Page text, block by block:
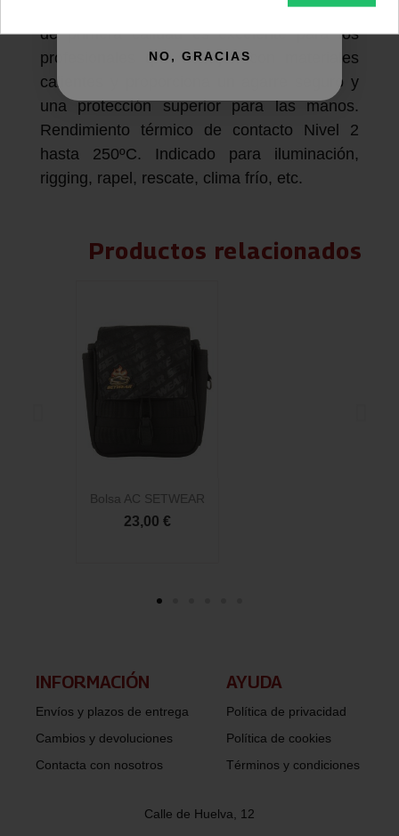
Estos guantes de cuero resistente al calor
de primera calidad es excelente para los
profesionales que trabajan con materiales
calientes y proporciona un agarre seguro y
una protección superior para las manos.
Rendimiento térmico de contacto Nivel 2
hasta 250ºC. Indicado para iluminación,
rigging, rapel, rescate, clima frío, etc.
Productos relacionados
Bolsa AC SETWEAR
23,00 €
INFORMACIÓN​
Envíos y plazos de entrega
Cambios y devoluciones
Contacta con nosotros
AYUDA
Política de privacidad
Política de cookies
Términos y condiciones
Calle de Huelva, 12
NO, GRACIAS